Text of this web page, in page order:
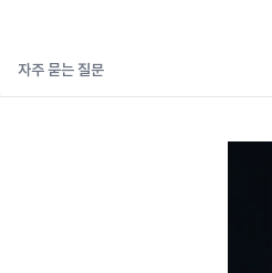
자주 묻는 질문